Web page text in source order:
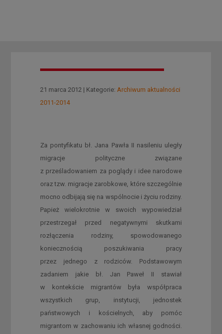
21 marca 2012 | Kategorie: Archiwum aktualności
2011-2014
Za pontyfikatu bł. Jana Pawła II nasileniu uległy
migracje polityczne związane
z prześladowaniem za poglądy i idee narodowe
oraz tzw. migracje zarobkowe, które szczególnie
mocno odbijają się na wspólnocie i życiu rodziny.
Papież wielokrotnie w swoich wypowiedział
przestrzegał przed negatywnymi skutkami
rozłączenia rodziny, spowodowanego
koniecznością poszukiwania pracy
przez jednego z rodziców. Podstawowym
zadaniem jakie bł. Jan Paweł II stawiał
w kontekście migrantów była współpraca
wszystkich grup, instytucji, jednostek
państwowych i kościelnych, aby pomóc
migrantom w zachowaniu ich własnej godności.